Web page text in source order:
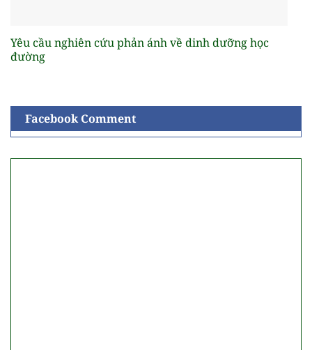
Yêu cầu nghiên cứu phản ánh về dinh dưỡng học
đường
Facebook Comment